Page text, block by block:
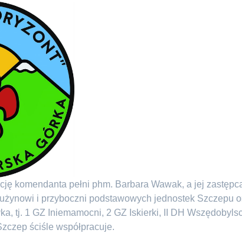
komendanta pełni phm. Barbara Wawak, a jej
i przyboczni podstawowych jednostek Szczepu
tj. 1 GZ Iniemamocni, 2 GZ Iskierki, II DH
ściśle współpracuje.